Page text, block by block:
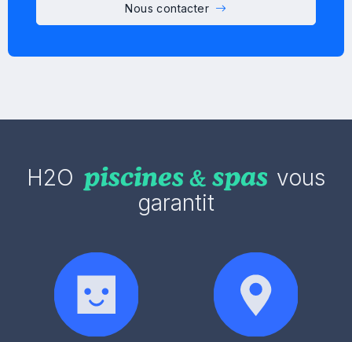
Nous contacter
H2O
vous
garantit